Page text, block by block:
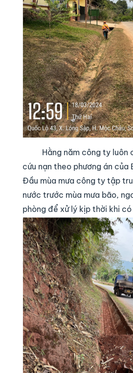
Hằng năm công ty luôn
cứu nạn theo phương án
Đầu mùa mưa công ty tập
nước trước mùa mưa bão,
phòng để xử lý kịp thời khi